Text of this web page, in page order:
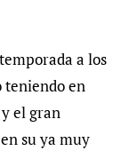
a los
teniendo en
el gran
su ya muy